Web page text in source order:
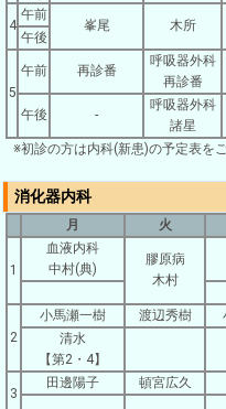
4
午前
峯尾 木所
午後
5
午前 再診番
呼吸器外科
再診番
午後
-
呼吸器外科
諸星
※初診の方は内科(新患)の予定表をご
消化器内科
月 火
1
血液内科
中村(典)
膠原病
木村
2
小馬瀬一樹 渡辺秀樹
清水
【第2・4】
3
田邊陽子 頓宮広久